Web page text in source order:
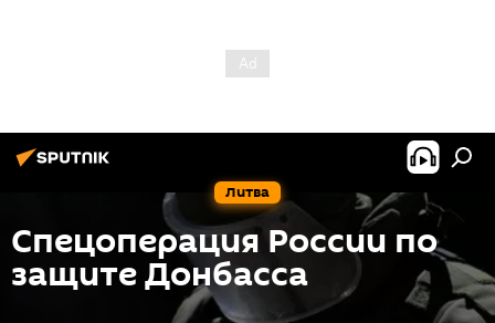
Литва
Спецоперация России по
защите Донбасса